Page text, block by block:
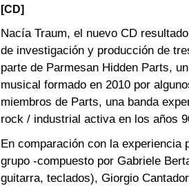
[CD]
Nacía Traum, el nuevo CD
de investigación y producción de
parte de Parmesan Hidden Parts,
musical formado en 2010 por
miembros de Parts, una banda
rock / industrial activa en los años
En comparación con la experiencia
grupo -compuesto por Gabriele
guitarra, teclados), Giorgio